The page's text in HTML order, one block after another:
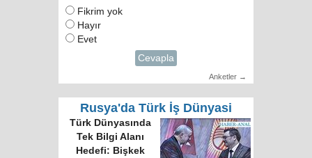
Fikrim yok
Hayır
Evet
Cevapla
Anketler →
Rusya'da Türk İş Dünyasi
Türk Dünyasında
Tek Bilgi Alanı
Hedefi: Bişkek